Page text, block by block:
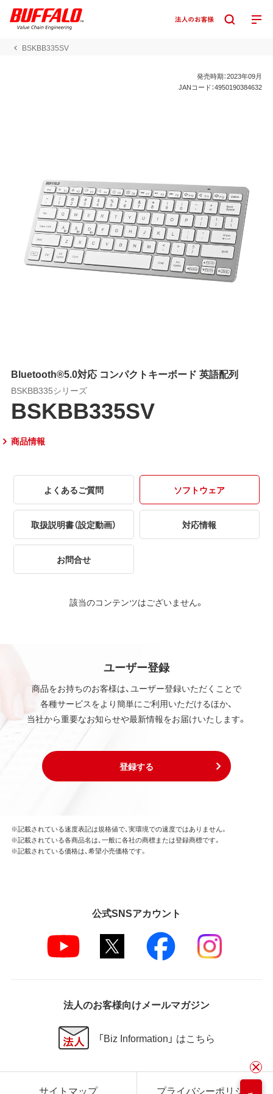
BSKBB335SV
発売時期：2023年09月
JANコード：4950190384632
Bluetooth®5.0対応 コンパクトキーボード 英語配列
BSKBB335シリーズ
BSKBB335SV
商品情報
よくあるご質問 ソフトウェア
取扱説明書（設定動画） 対応情報
お問合せ
該当のコンテンツはございません。
ユーザー登録
商品をお持ちのお客様は、ユーザー登録いただくことで
各種サービスをより簡単にご利用いただけるほか、
当社から重要なお知らせや最新情報をお届けいたします。
登録する
※記載されている速度表記は規格値で、実環境での速度ではありません。
※記載されている各商品名は、一般に各社の商標または登録商標です。
※記載されている価格は、希望小売価格です。
公式SNSアカウント
法人のお客様向けメールマガジン
「Biz Information」 はこちら
サイトマップ プライバシーポリシー